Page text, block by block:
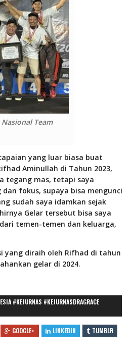
Team
yang luar biasa buat
Aminullah di Tahun 2023,
tegang mas, tetapi saya
fokus, supaya bisa mengunci
sudah saya idamkan sejak
Gelar tersebut bisa saya
temen-temen dan keluarga,
yang diraih oleh Rifhad di tahun
gelar di 2024.
#KEJURNAS #KEJURNASDRAGRACE
GOOGLE+ LINKEDIN
TUMBLR